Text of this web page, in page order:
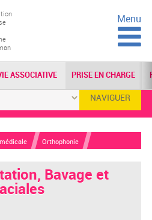
Menu
ASSOCIATIVE PRISE EN CHARGE
NAVIGUER
Orthophonie
Bavage et